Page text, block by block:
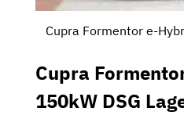
Cupra Formentor e-
Cupra
150kW DSG